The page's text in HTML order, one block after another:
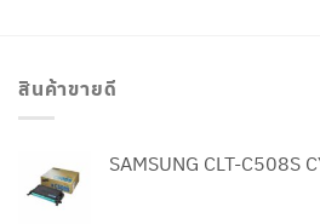
สินค้าขายดี
SAMSUNG CLT-C508S